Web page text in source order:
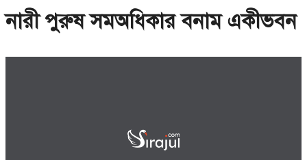
নারী পুরুষ সমঅধিকার বনাম একীভবন